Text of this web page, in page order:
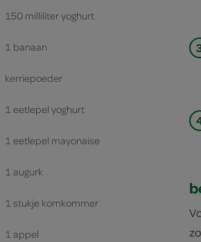
150 milliliter yoghurt
1 banaan
kerriepoeder
1 eetlepel yoghurt
1 eetlepel mayonaise
1 augurk
1 stukje komkommer
1 appel